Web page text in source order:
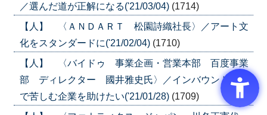
／選んだ道が正解になる('21/03/04) (1714)
【人】 〈ＡＮＤＡＲＴ 松園詩織社長〉／アート文
化をスタンダードに('21/02/04) (1710)
【人】 〈バイドゥ 事業企画・営業本部 百度事業
部 ディレクター 國井雅史氏〉／インバウンド消滅
で苦しむ企業を助けたい('21/01/28) (1709)